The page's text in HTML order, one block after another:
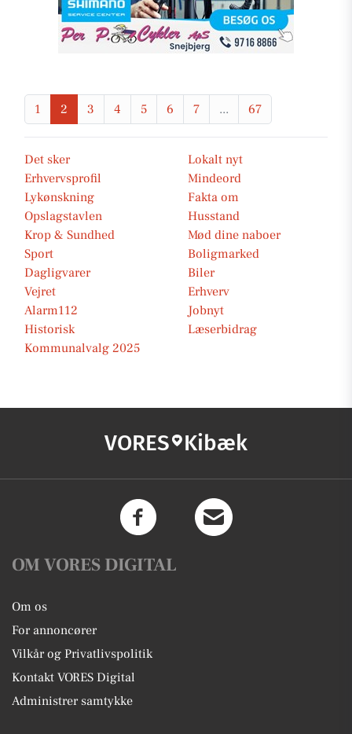
1 2 3 4 5 6 7 ... 67
Det sker
Lokalt nyt
Erhvervsprofil
Mindeord
Lykønskning
Fakta om
Opslagstavlen
Husstand
Krop & Sundhed
Mød dine naboer
Sport
Boligmarked
Dagligvarer
Biler
Vejret
Erhverv
Alarm112
Jobnyt
Historisk
Læserbidrag
Kommunalvalg 2025
VORES Kibæk
OM VORES DIGITAL
Om os
For annoncører
Vilkår og Privatlivspolitik
Kontakt VORES Digital
Administrer samtykke